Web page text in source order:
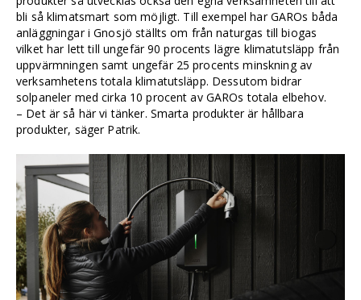
bli så klimatsmart som möjligt. Till exempel har GAROs båda
anläggningar i Gnosjö ställts om från naturgas till biogas
vilket har lett till ungefär 90 procents lägre klimatutsläpp från
uppvärmningen samt ungefär 25 procents minskning av
verksamhetens totala klimatutsläpp. Dessutom bidrar
solpaneler med cirka 10 procent av GAROs totala elbehov.
– Det är så här vi tänker. Smarta produkter är hållbara
produkter, säger Patrik.